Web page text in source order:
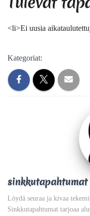
<li>Ei uusia
Kategoriat:
sinkkutapahtumat
Löydä seuraa ja kivaa
Sinkkutapahtumat tarjoaa